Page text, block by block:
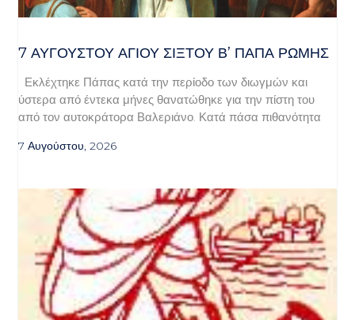
7 ΑΥΓΟΥΣΤΟΥ ΑΓΙΟΥ ΣΙΞΤΟΥ Β’ ΠΑΠΑ ΡΩΜΗΣ
Εκλέχτηκε Πάπας κατά την περίοδο των διωγμών και
ύστερα από έντεκα μήνες θανατώθηκε για την πίστη του
από τον αυτοκράτορα Βαλεριάνο. Κατά πάσα πιθανότητα
7 Αυγούστου, 2026